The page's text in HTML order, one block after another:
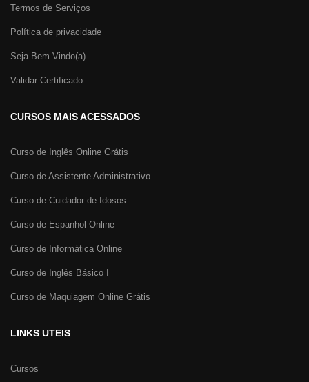
Termos de Serviços
Política de privacidade
Seja Bem Vindo(a)
Validar Certificado
CURSOS MAIS ACESSADOS
Curso de Inglês Online Grátis
Curso de Assistente Administrativo
Curso de Cuidador de Idosos
Curso de Espanhol Online
Curso de Informática Online
Curso de Inglês Básico I
Curso de Maquiagem Online Grátis
LINKS UTEIS
Cursos